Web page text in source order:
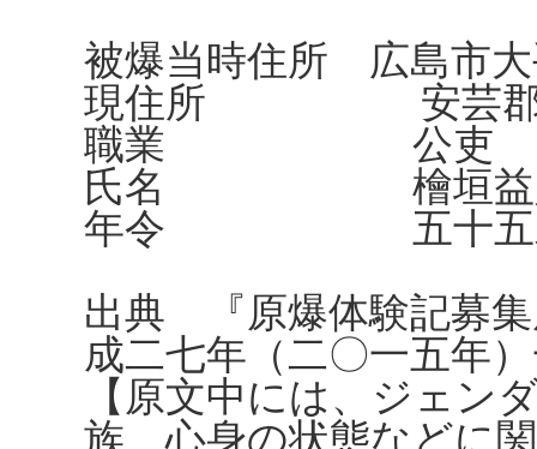
被爆当時住所 広島市大
現住所 安芸郡奥
職業 公吏
氏名 檜垣益
年令 五十五
出典 『原爆体験記募
成二七年（二〇一五年
【原文中には、ジェン
族、心身の状態などに